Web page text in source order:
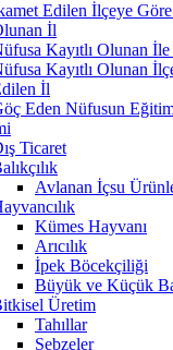
Edilen İlçeye Göre
İl
Kayıtlı Olunan
Kayıtlı Olunan
İl
Eden Nüfusun
Ticaret
Avlanan İçsu
Kümes Hayvanı
Arıcılık
İpek Böcekçiliği
Büyük ve Küçük
Üretim
Tahıllar
Sebzeler